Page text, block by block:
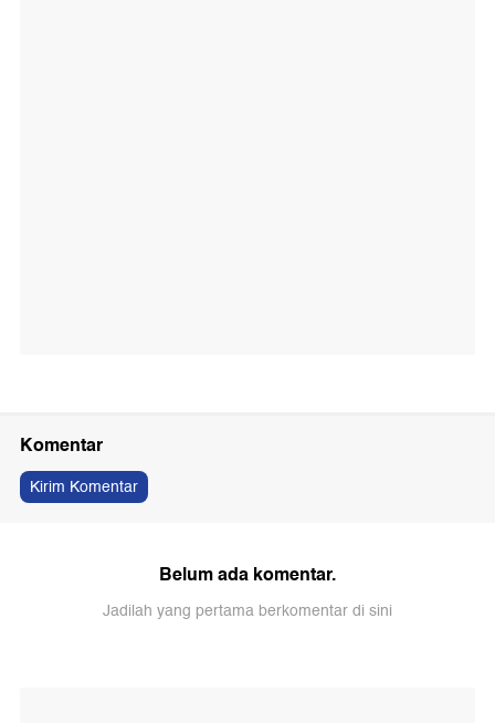
Komentar
Kirim Komentar
Belum ada komentar.
Jadilah yang pertama berkomentar di sini